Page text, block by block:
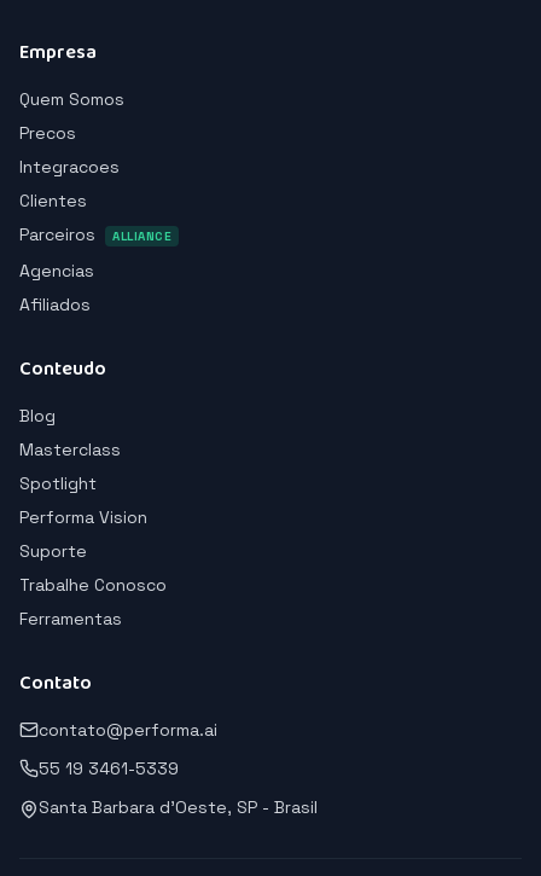
Empresa
Quem Somos
Precos
Integracoes
Clientes
Parceiros
ALLIANCE
Agencias
Afiliados
Conteudo
Blog
Masterclass
Spotlight
Performa Vision
Suporte
Trabalhe Conosco
Ferramentas
Contato
contato@performa.ai
55 19 3461-5339
Santa Barbara d'Oeste, SP - Brasil